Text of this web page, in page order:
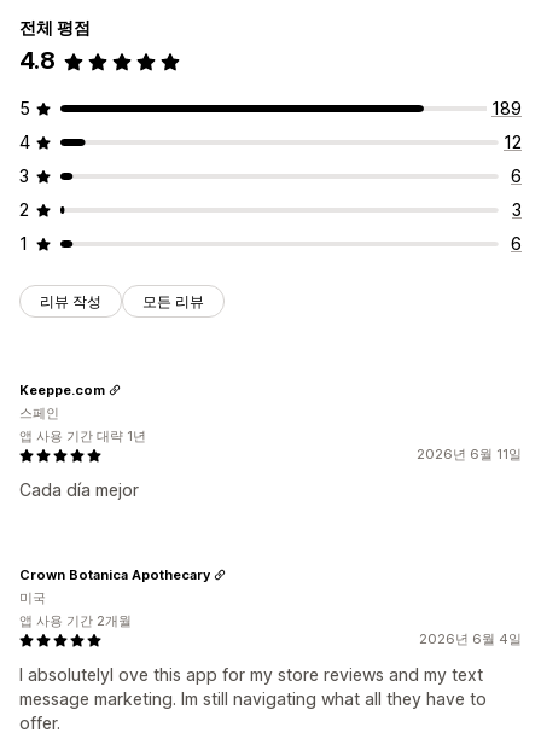
전체 평점
4.8
5
189
4
12
3
6
2
3
1
6
리뷰 작성 모든 리뷰
2026년 6월 11일
Cada día mejor
Keeppe.com
스페인
앱 사용 기간 대략 1년
2026년 6월 4일
I absolutelyl ove this app for my store reviews and my text
message marketing. Im still navigating what all they have to
offer.
Crown Botanica Apothecary
미국
앱 사용 기간 2개월